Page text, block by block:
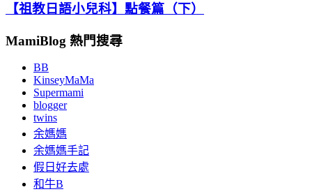
【祖教日語小兒科】點餐篇（下）
MamiBlog 熱門搜尋
BB
KinseyMaMa
Supermami
blogger
twins
余媽媽
余媽媽手記
假日好去處
和牛B